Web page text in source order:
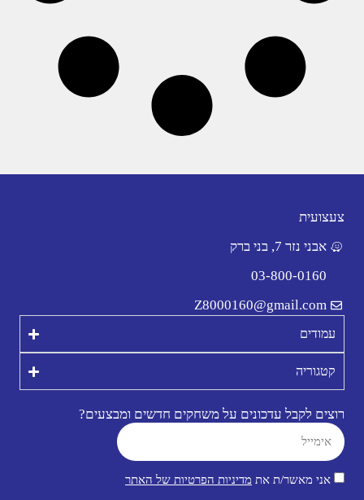
צעצועית
אבני נזר 7, בני ברק
03-800-0160
Z8000160@gmail.com
עמודים
קטגוריה
רוצים לקבל עדכונים על משחקים חדשים ומבצעים?
אני מאשר/ת את מדיניות הפרטיות של האתר